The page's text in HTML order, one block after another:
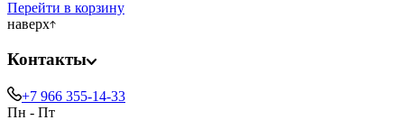
Перейти в корзину
наверх
Контакты
+7 966 355-14-33
Пн - Пт